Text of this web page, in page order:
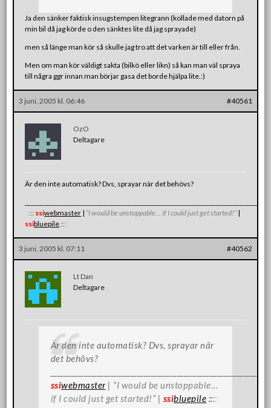
Ja den sänker faktisk insugstempen litegrann (kollade med datorn på
min bil då jag körde o den sänktes lite då jag sprayade)
men så länge man kör så skulle jag tro att det varken är till eller från.
Men om man kör väldigt sakta (bilkö eller likn) så kan man väl spraya
till några ggr innan man börjar gasa det borde hjälpa lite.:)
3 juni, 2005 kl. 06:46 #40561
OzO
Deltagare
Är den inte automatisk? Dvs, sprayar när det behövs?
:::: ssiwebmaster | ”I would be unstoppable… if I could just get started!” |
ssibluepile ::::
3 juni, 2005 kl. 07:11 #40562
Lt Dan
Deltagare
Är den inte automatisk? Dvs, sprayar när
det behövs?
ssiwebmaster| ”I would be unstoppable…
if I could just get started!” | ssibluepile :::::